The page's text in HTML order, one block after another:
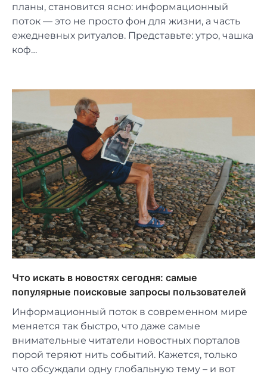
планы, становится ясно: информационный
поток — это не просто фон для жизни, а часть
ежедневных ритуалов. Представьте: утро, чашка
коф…
Что искать в новостях сегодня: самые
популярные поисковые запросы пользователей
Информационный поток в современном мире
меняется так быстро, что даже самые
внимательные читатели новостных порталов
порой теряют нить событий. Кажется, только
что обсуждали одну глобальную тему – и вот